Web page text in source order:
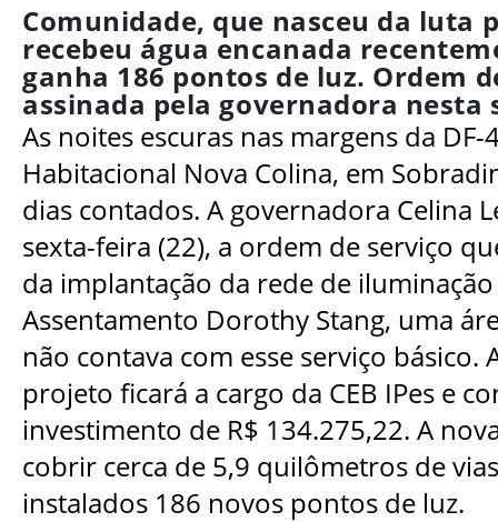
Comunidade, que nasceu da luta
recebeu água encanada
ganha 186 pontos de luz. Ordem
assinada pela governadora nesta
As noites escuras nas margens da
Habitacional Nova Colina, em
dias contados. A governadora Celina
sexta-feira (22), a ordem de serviço
da implantação da rede de
Assentamento Dorothy Stang, uma
não contava com esse serviço básico.
projeto ficará a cargo da CEB IPes e
investimento de R$ 134.275,22. A
cobrir cerca de 5,9 quilômetros de
instalados 186 novos pontos de luz.